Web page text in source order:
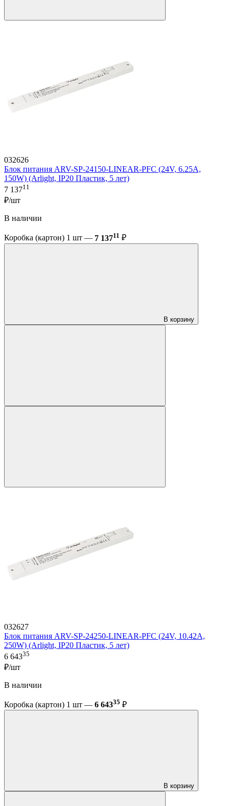
032626
Блок питания ARV-SP-24150-LINEAR-PFC (24V, 6.25A,
150W) (Arlight, IP20 Пластик, 5 лет)
7 13711
₽/шт
В наличии
Коробка (картон) 1 шт — 7 13711 ₽
В корзину
032627
Блок питания ARV-SP-24250-LINEAR-PFC (24V, 10.42A,
250W) (Arlight, IP20 Пластик, 5 лет)
6 64335
₽/шт
В наличии
Коробка (картон) 1 шт — 6 64335 ₽
В корзину